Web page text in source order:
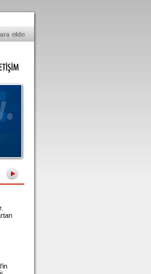
sevk edildi